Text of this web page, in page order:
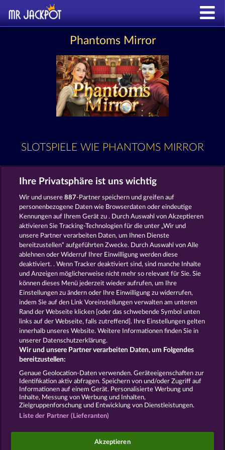
Phantoms Mirror
SLOTSPIELE WIE PHANTOMS MIRROR
Mystic Force Gates Of Ishtar
Valkyries - The Nibelung Legends Magic Mirror
AGB Datenschutz und Cookie Richtlinien
Impressum
Widerruf einreichen
Social Casino Spiele dienen der reinen Unterhaltung
Ihre Privatsphäre ist uns wichtig
Wir und unsere887-Partner speichern und greifen auf
personenbezogene Daten wie Browserdaten oder eindeutige
Kennungen auf Ihrem Gerät zu . Durch Auswahl von Akzeptieren
aktivieren Sie Tracking-Technologien für die unter „Wir und
unsere Partner verarbeiten Daten, um Ihnen Dienste
bereitzustellen“ aufgeführten Zwecke. Durch Auswahl von Alle
ablehnen oder Widerruf Ihrer Einwilligung werden diese
deaktiviert. . Wenn Tracker deaktiviert sind, sind manche Inhalte
und Anzeigen möglicherweise nicht mehr so ​​relevant für Sie. Sie
können dieses Menü jederzeit wieder aufrufen, um Ihre
Einstellungen zu ändern oder Ihre Einwilligung zu widerrufen,
indem Sie auf den Link Voreinstellungen verwalten am unteren
Rand der Webseite klicken [oder das schwebende Symbol unten
links auf der Webseite, falls zutreffend]. Ihre Einstellungen gelten
innerhalb unseres Website. Weitere Informationen finden Sie in
unserer Datenschutzerklärung.
Wir und unsere Partner verarbeiten Daten, um Folgendes
bereitzustellen:
Genaue Geolocation-Daten verwenden. Geräteeigenschaften zur
Identifikation aktiv abfragen. Speichern von und/oder Zugriff auf
Informationen auf einem Gerät. Personalisierte Werbung und
Inhalte, Messung von Werbung und Inhalten,
Zielgruppenforschung und Entwicklung von Dienstleistungen.
Liste der Partner (Lieferanten)
Akzeptieren